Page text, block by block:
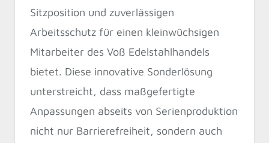
Sitzposition und zuverlässigen
Arbeitsschutz für einen kleinwüchsigen
Mitarbeiter des Voß Edelstahlhandels
bietet. Diese innovative Sonderlösung
unterstreicht, dass maßgefertigte
Anpassungen abseits von Serienproduktion
nicht nur Barrierefreiheit, sondern auch